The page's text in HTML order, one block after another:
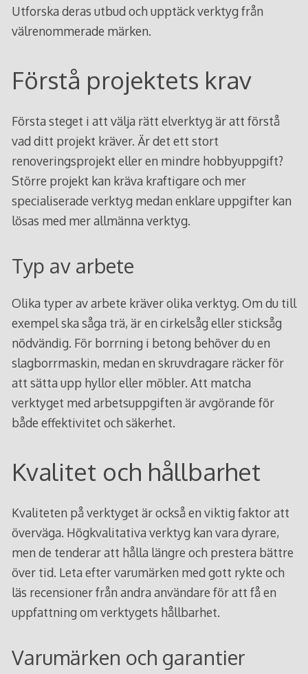
Utforska deras utbud och upptäck verktyg från
välrenommerade märken.
Förstå projektets krav
Första steget i att välja rätt elverktyg är att förstå
vad ditt projekt kräver. Är det ett stort
renoveringsprojekt eller en mindre hobbyuppgift?
Större projekt kan kräva kraftigare och mer
specialiserade verktyg medan enklare uppgifter kan
lösas med mer allmänna verktyg.
Typ av arbete
Olika typer av arbete kräver olika verktyg. Om du till
exempel ska såga trä, är en cirkelsåg eller sticksåg
nödvändig. För borrning i betong behöver du en
slagborrmaskin, medan en skruvdragare räcker för
att sätta upp hyllor eller möbler. Att matcha
verktyget med arbetsuppgiften är avgörande för
både effektivitet och säkerhet.
Kvalitet och hållbarhet
Kvaliteten på verktyget är också en viktig faktor att
överväga. Högkvalitativa verktyg kan vara dyrare,
men de tenderar att hålla längre och prestera bättre
över tid. Leta efter varumärken med gott rykte och
läs recensioner från andra användare för att få en
uppfattning om verktygets hållbarhet.
Varumärken och garantier